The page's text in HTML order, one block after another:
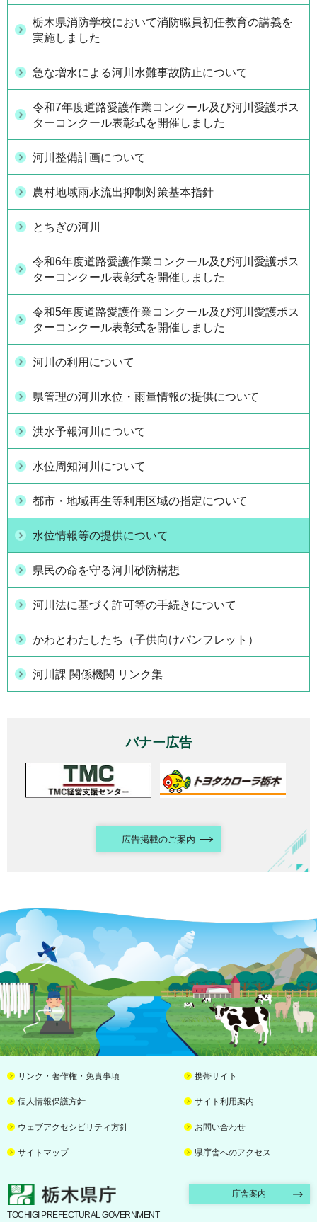
栃木県消防学校において消防職員初任教育の講義を
実施しました
急な増水による河川水難事故防止について
令和7年度道路愛護作業コンクール及び河川愛護ポス
ターコンクール表彰式を開催しました
河川整備計画について
農村地域雨水流出抑制対策基本指針
とちぎの河川
令和6年度道路愛護作業コンクール及び河川愛護ポス
ターコンクール表彰式を開催しました
令和5年度道路愛護作業コンクール及び河川愛護ポス
ターコンクール表彰式を開催しました
河川の利用について
県管理の河川水位・雨量情報の提供について
洪水予報河川について
水位周知河川について
都市・地域再生等利用区域の指定について
水位情報等の提供について
県民の命を守る河川砂防構想
河川法に基づく許可等の手続きについて
かわとわたしたち（子供向けパンフレット）
河川課 関係機関 リンク集
バナー広告
広告掲載のご案内
リンク・著作権・免責事項 携帯サイト
個人情報保護方針 サイト利用案内
ウェブアクセシビリティ方針 お問い合わせ
サイトマップ 県庁舎へのアクセス
栃木県庁 庁舎案内
TOCHIGI PREFECTURAL GOVERNMENT